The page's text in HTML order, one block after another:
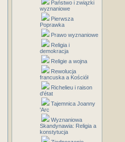
Państwo i związki
wyznaniowe
Pierwsza
Poprawka
Prawo wyznaniowe
Religia i
demokracja
Religie a wojna
Rewolucja
francuska a Kościół
Richelieu i raison
d'état
Tajemnica Joanny
'Arc
Wyznaniowa
Skandynawia: Religia a
konstytucja